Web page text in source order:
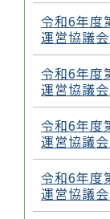
令和6年度
運営協議
令和6年度
運営協議
令和6年度
運営協議
令和6年度
運営協議